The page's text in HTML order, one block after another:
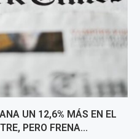
UN 12,6% MÁS EN EL
PERO FRENA...